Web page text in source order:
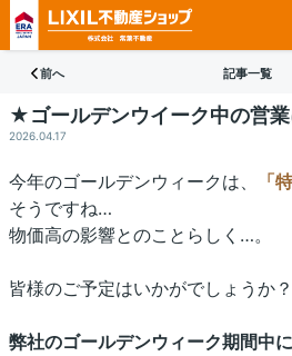
前へ 記事一覧
★ゴールデンウイーク中の営
2026.04.17
今年のゴールデンウィークは、 「
そうですね…
物価高の影響とのことらしく…。
皆様のご予定はいかがでしょうか？
弊社のゴールデンウィーク期間中